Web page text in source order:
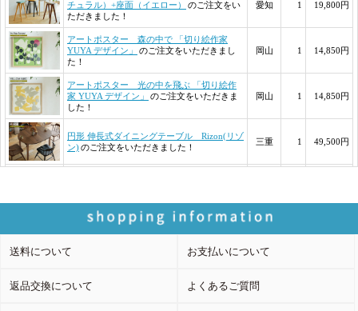
送料について お支払いについて
返品交換について よくあるご質問